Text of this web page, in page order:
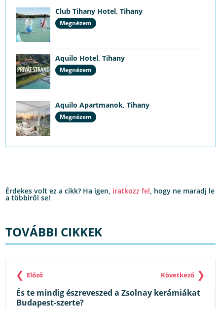
Club Tihany Hotel, Tihany
Megnézem
Aquilo Hotel, Tihany
Megnézem
Aquilo Apartmanok, Tihany
Megnézem
Érdekes volt ez a cikk? Ha igen, iratkozz fel, hogy ne maradj le
a többiről se!
TOVÁBBI CIKKEK
És te mindig észreveszed a Zsolnay kerámiákat
Budapest-szerte?
❮ Előző Következő ❯